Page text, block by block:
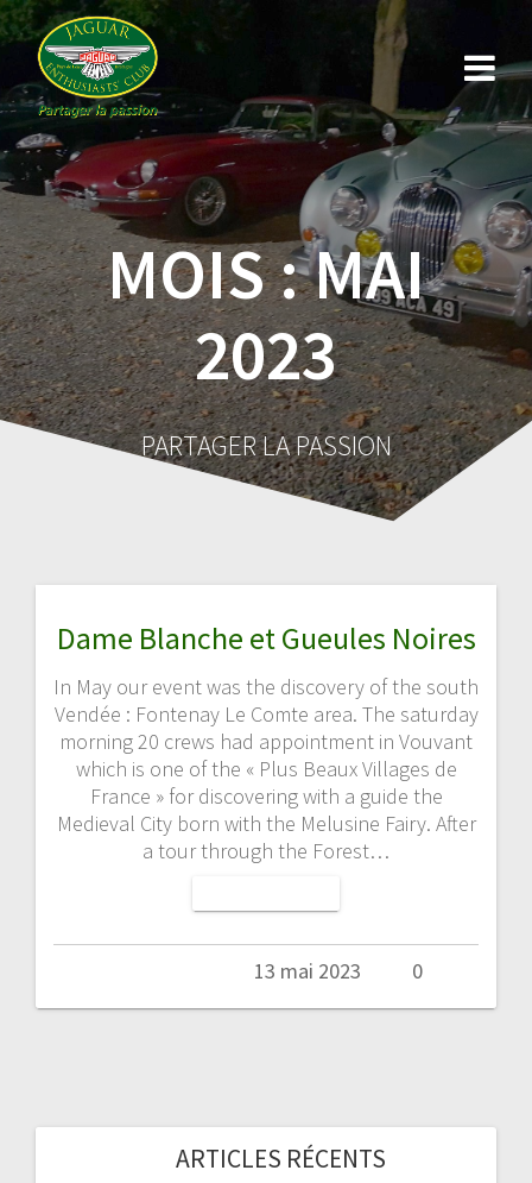
MOIS :MAI
2023
PARTAGER LA PASSION
Dame Blanche et Gueules Noires
In May our event was the discovery of the south
Vendée : Fontenay Le Comte area. The saturday
morning 20 crews had appointment in Vouvant
which is one of the « Plus Beaux Villages de
France » for discovering with a guide the
Medieval City born with the Melusine Fairy. After
a tour through the Forest…
13 mai 2023 0
ARTICLES RÉCENTS